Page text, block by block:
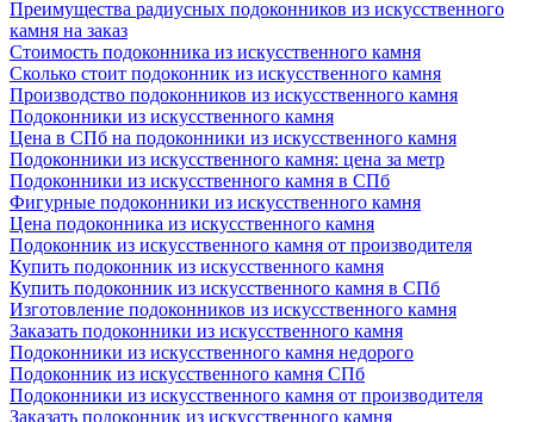
Преимущества радиусных подоконников из искусственного
камня на заказ
Стоимость подоконника из искусственного камня
Сколько стоит подоконник из искусственного камня
Производство подоконников из искусственного камня
Подоконники из искусственного камня
Цена в СПб на подоконники из искусственного камня
Подоконники из искусственного камня: цена за метр
Подоконники из искусственного камня в СПб
Фигурные подоконники из искусственного камня
Цена подоконника из искусственного камня
Подоконник из искусственного камня от производителя
Купить подоконник из искусственного камня
Купить подоконник из искусственного камня в СПб
Изготовление подоконников из искусственного камня
Заказать подоконники из искусственного камня
Подоконники из искусственного камня недорого
Подоконник из искусственного камня СПб
Подоконники из искусственного камня от производителя
Заказать подоконник из искусственного камня